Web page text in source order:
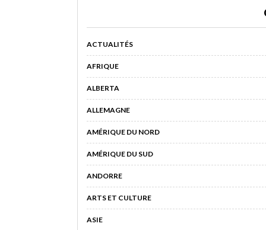
ACTUALITÉS
AFRIQUE
ALBERTA
ALLEMAGNE
AMÉRIQUE DU NORD
AMÉRIQUE DU SUD
ANDORRE
ARTS ET CULTURE
ASIE